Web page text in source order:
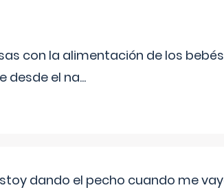
con la alimentación de los
desde el na...
dando el pecho cuando me